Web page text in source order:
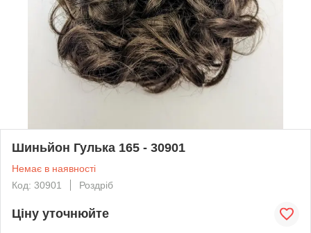
Шиньйон Гулька 165 - 30901
Немає в наявності
Код: 30901
Роздріб
Ціну уточнюйте